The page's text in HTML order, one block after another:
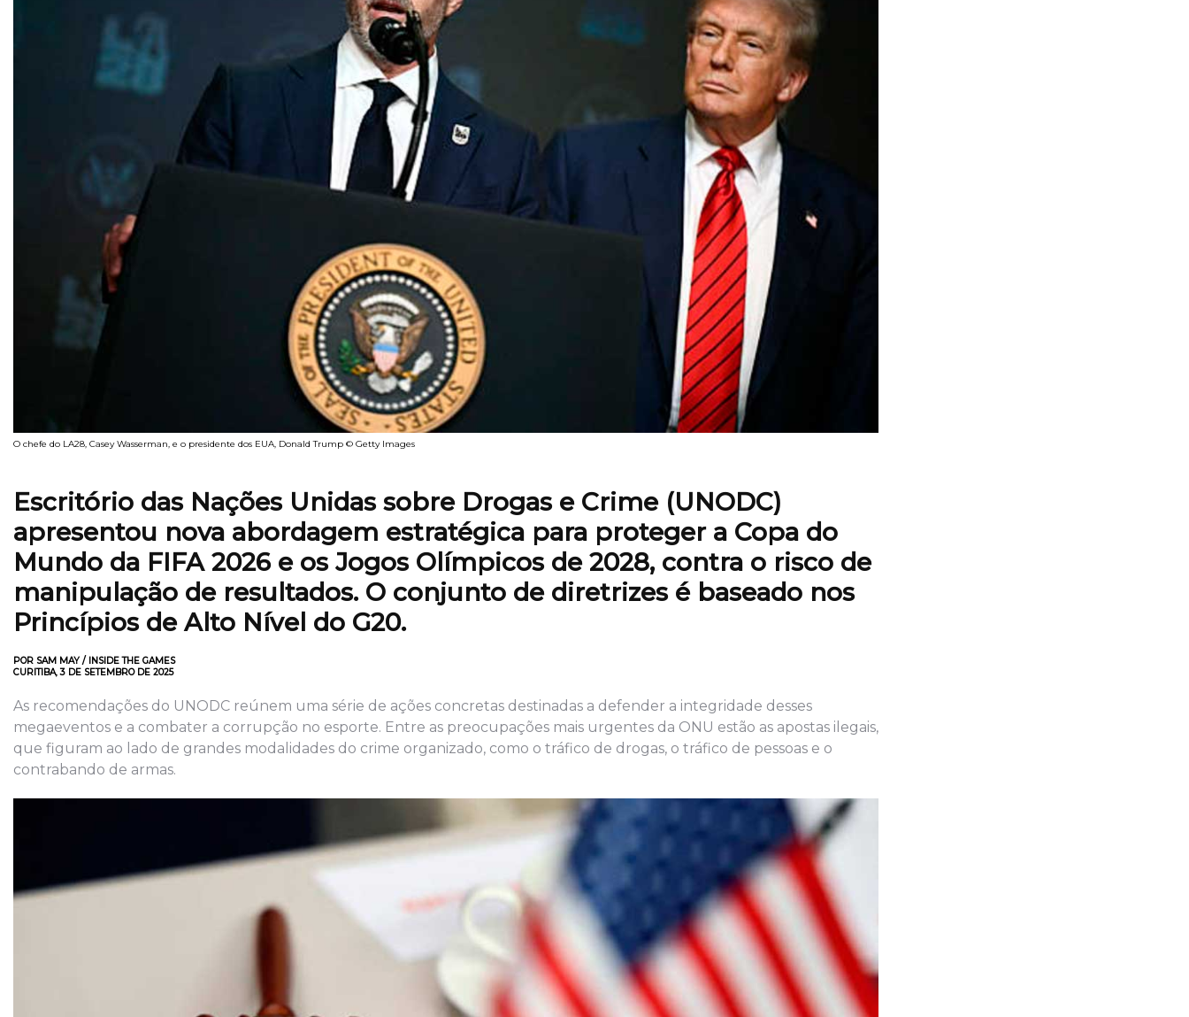
O chefe do LA28, Casey Wasserman, e o presidente dos EUA, Donald Trump © Getty Images
Escritório das Nações Unidas sobre Drogas e Crime (UNODC)
apresentou nova abordagem estratégica para proteger a Copa do
Mundo da FIFA 2026 e os Jogos Olímpicos de 2028, contra o risco de
manipulação de resultados. O conjunto de diretrizes é baseado nos
Princípios de Alto Nível do G20.
POR SAM MAY / INSIDE THE GAMES
CURITIBA, 3 DE SETEMBRO DE 2025
As recomendações do UNODC reúnem uma série de ações concretas destinadas a defender a integridade desses
megaeventos e a combater a corrupção no esporte. Entre as preocupações mais urgentes da ONU estão as apostas ilegais,
que figuram ao lado de grandes modalidades do crime organizado, como o tráfico de drogas, o tráfico de pessoas e o
contrabando de armas.